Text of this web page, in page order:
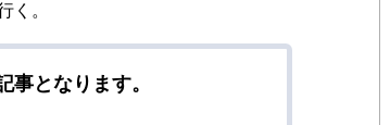
く。
事となります。